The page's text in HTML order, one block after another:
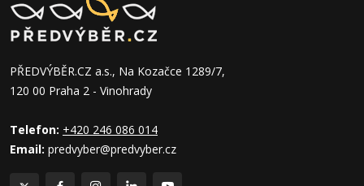
PŘEDVÝBĚR.CZ a.s., Na Kozačce 1289/7,
120 00 Praha 2 - Vinohrady
Telefon: +420 246 086 014
Email: predvyber@predvyber.cz